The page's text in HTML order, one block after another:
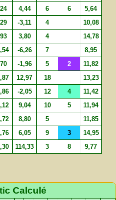
4,44 6 6 5,64
-3,11 4 10,08
3,80 4 14,78
-6,26 7 8,95
-1,96 5 2 11,82
12,97 18 13,23
-2,05 12 4 11,42
9,04 10 5 11,94
8,80 5 11,85
6,05 9 3 14,95
114,33 3 8 9,77
Calculé